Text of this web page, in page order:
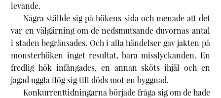
levande.
Några ställde sig på hökens sida och menade att det
var en välgärning om de nedsmutsande duvornas antal
i staden begränsades. Och i alla händelser gav jakten på
monsterhöken inget resultat, bara misslyckanden. En
fredlig hök infångades, en annan sköts ihjäl och en
jagad uggla flög sig till döds mot en byggnad.
Konkurrenttidningarna började fråga sig om de hade